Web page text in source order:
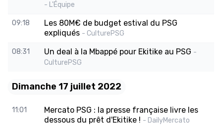
- L'Équipe
09:18
Les 80M€ de budget estival du PSG
expliqués - CulturePSG
08:31 Un deal à la Mbappé pour Ekitike au PSG -
CulturePSG
Dimanche 17 juillet 2022
11:01
Mercato PSG : la presse française livre les
dessous du prêt d'Ekitike ! - DailyMercato